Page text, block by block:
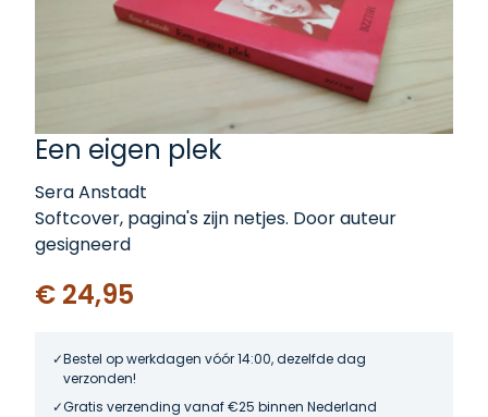
Een eigen plek
Sera Anstadt
Softcover, pagina's zijn netjes. Door auteur
gesigneerd
€ 24,95
Bestel op werkdagen vóór 14:00, dezelfde dag
verzonden!
Gratis verzending vanaf €25 binnen Nederland